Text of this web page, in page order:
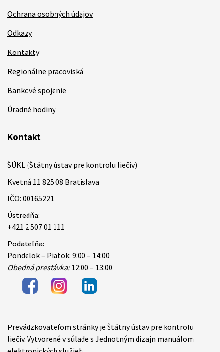
Ochrana osobných údajov
Odkazy
Kontakty
Regionálne pracoviská
Bankové spojenie
Úradné hodiny
Kontakt
ŠÚKL (Štátny ústav pre kontrolu liečiv)
Kvetná 11 825 08 Bratislava
IČO: 00165221
Ústredňa:
+421 2 507 01 111
Podateľňa:
Pondelok – Piatok: 9:00 – 14:00
Obedná prestávka:12:00 – 13:00
Items
Prevádzkovateľom stránky je Štátny ústav pre kontrolu
liečiv. Vytvorené v súlade s Jednotným dizajn manuálom